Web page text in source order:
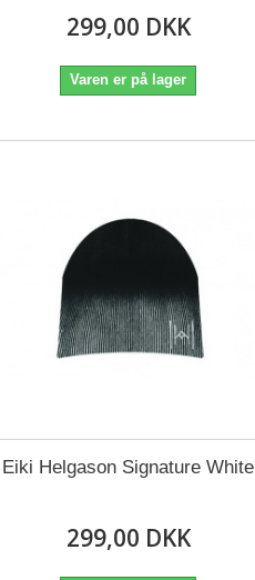
299,00 DKK
Varen er på lager
Eiki Helgason Signature White
299,00 DKK